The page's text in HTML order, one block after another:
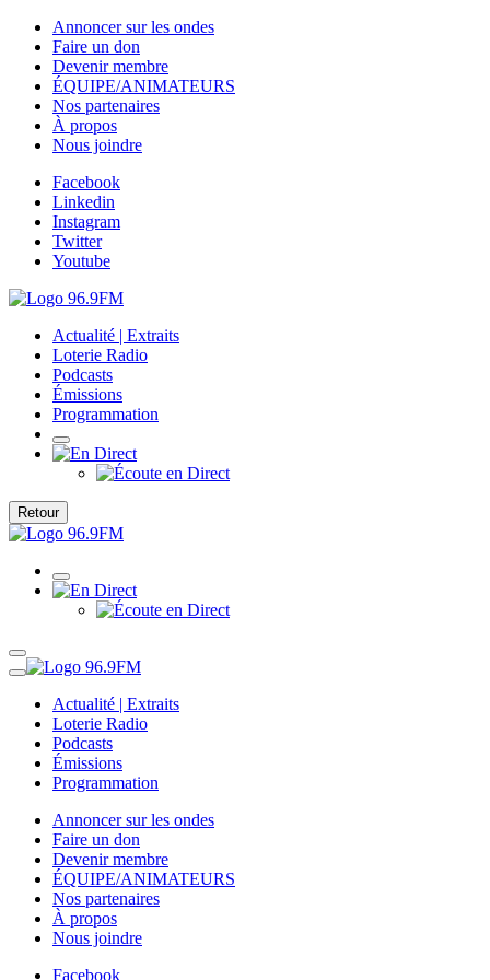
Annoncer sur les ondes
Faire un don
Devenir membre
ÉQUIPE/ANIMATEURS
Nos partenaires
À propos
Nous joindre
Facebook
Linkedin
Instagram
Twitter
Youtube
Actualité | Extraits
Loterie Radio
Podcasts
Émissions
Programmation
Retour
Actualité | Extraits
Loterie Radio
Podcasts
Émissions
Programmation
Annoncer sur les ondes
Faire un don
Devenir membre
ÉQUIPE/ANIMATEURS
Nos partenaires
À propos
Nous joindre
Facebook